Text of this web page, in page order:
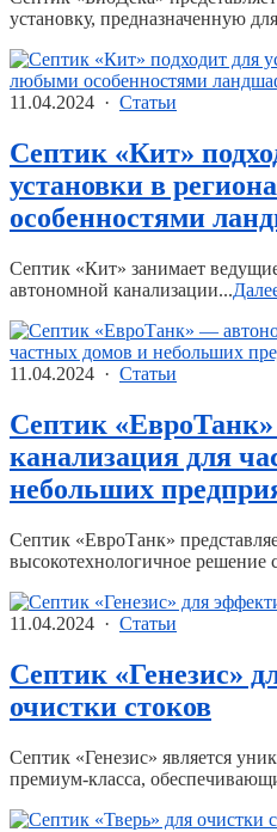
установку, предназначенную
11.04.2024 · Статьи
Септик «Кит»
установки в
особенностями
Септик «Кит» занимает
автономной канализации...
11.04.2024 · Статьи
Септик
канализация для
небольших
Септик «ЕвроТанк»
высокотехнологичное решение
11.04.2024 · Статьи
Септик «Генезис»
очистки стоков
Септик «Генезис» является
премиум-класса,